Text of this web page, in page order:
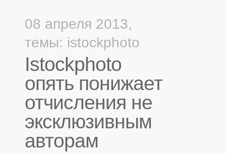
08 апреля 2013,
темы: istockphoto
Istockphoto
опять понижает
отчисления не
эксклюзивным
авторам